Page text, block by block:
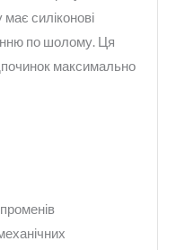
силіконові
по шолому. Ця
максимально